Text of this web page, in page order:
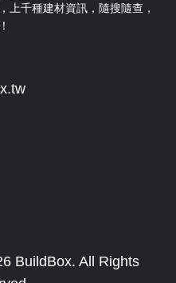
上千種建材資訊，隨搜隨查，
BuildBox. All Rights